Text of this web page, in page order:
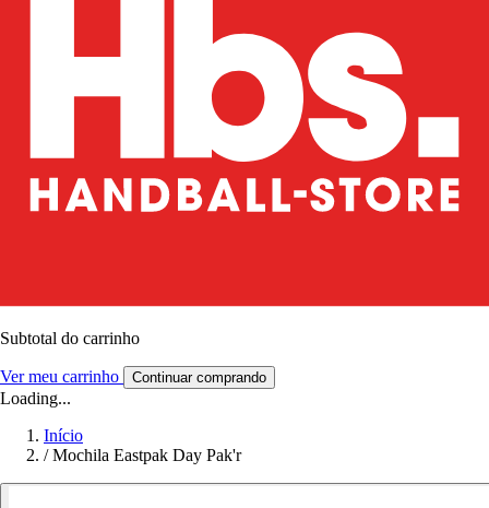
Subtotal do carrinho
Ver meu carrinho Continuar comprando
Loading...
Início
/ Mochila Eastpak Day Pak'r